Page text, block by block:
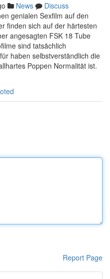
News
Discuss
genialen Sexfilm auf den
finden sich auf der härtesten
angesagten FSK 18 Tube
sind tatsächlich
haben selbstverständlich die
Poppen Normalität ist.
Report Page